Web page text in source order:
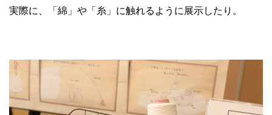
実際に、「綿」や「糸」に触れるように展示したり。